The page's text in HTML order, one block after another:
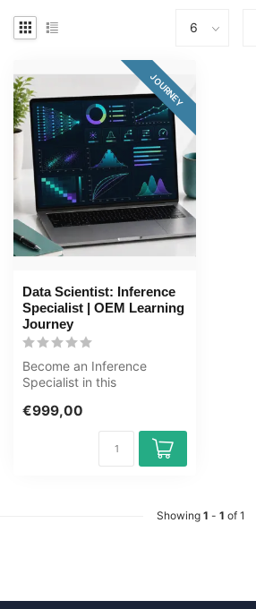
JOURNEY
Data Scientist: Inference
Specialist | OEM Learning
Journey
Become an Inference
Specialist in this
learning journey....
€999,00
Showing 1 - 1 of 1